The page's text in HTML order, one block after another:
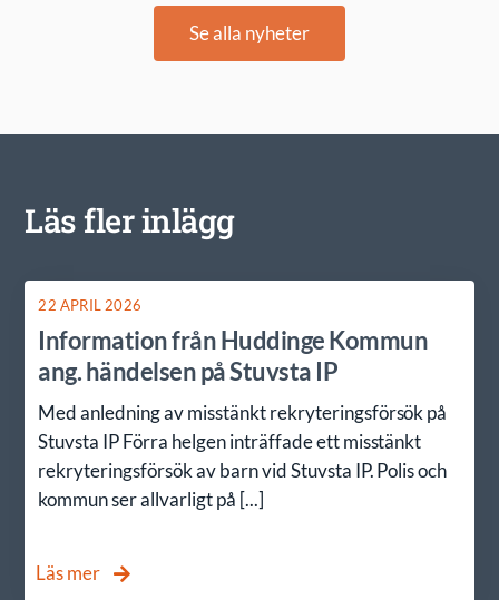
Se alla nyheter
Läs fler inlägg
22 APRIL 2026
Information från Huddinge Kommun
ang. händelsen på Stuvsta IP
Med anledning av misstänkt rekryteringsförsök på
Stuvsta IP Förra helgen inträffade ett misstänkt
rekryteringsförsök av barn vid Stuvsta IP. Polis och
kommun ser allvarligt på [...]
Läs mer